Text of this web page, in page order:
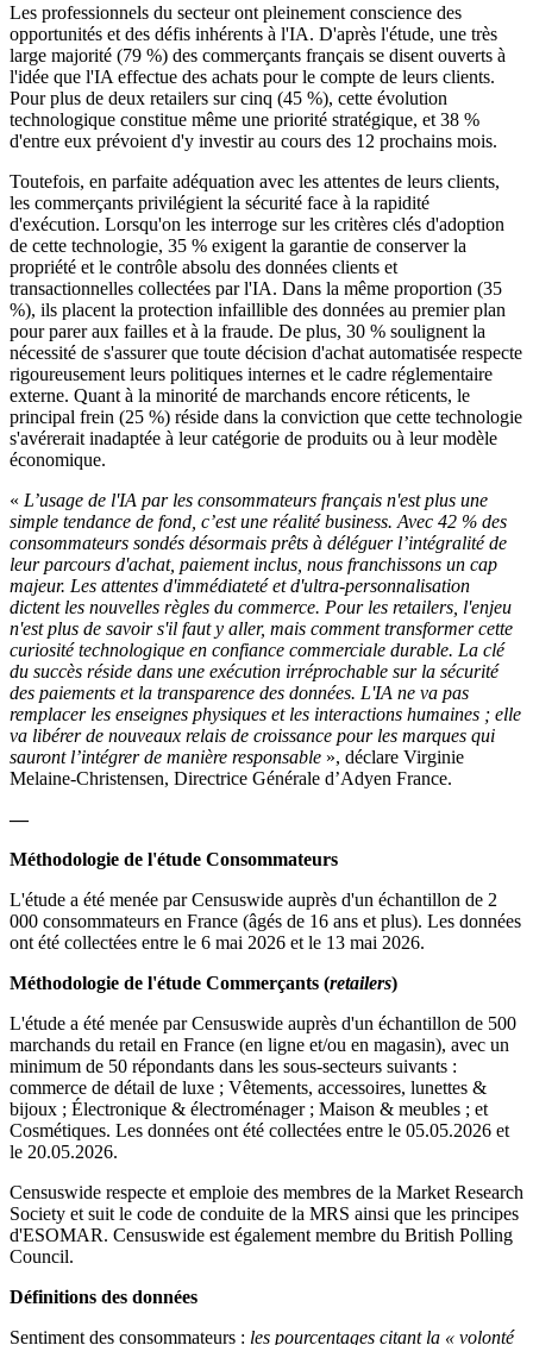
Les professionnels du secteur ont pleinement conscience des
opportunités et des défis inhérents à l'IA. D'après l'étude, une très
large majorité (79 %) des commerçants français se disent ouverts à
l'idée que l'IA effectue des achats pour le compte de leurs clients.
Pour plus de deux retailers sur cinq (45 %), cette évolution
technologique constitue même une priorité stratégique, et 38 %
d'entre eux prévoient d'y investir au cours des 12 prochains mois.
Toutefois, en parfaite adéquation avec les attentes de leurs clients,
les commerçants privilégient la sécurité face à la rapidité
d'exécution. Lorsqu'on les interroge sur les critères clés d'adoption
de cette technologie, 35 % exigent la garantie de conserver la
propriété et le contrôle absolu des données clients et
transactionnelles collectées par l'IA. Dans la même proportion (35
%), ils placent la protection infaillible des données au premier plan
pour parer aux failles et à la fraude. De plus, 30 % soulignent la
nécessité de s'assurer que toute décision d'achat automatisée respecte
rigoureusement leurs politiques internes et le cadre réglementaire
externe. Quant à la minorité de marchands encore réticents, le
principal frein (25 %) réside dans la conviction que cette technologie
s'avérerait inadaptée à leur catégorie de produits ou à leur modèle
économique.
« L’usage de l'IA par les consommateurs français n'est plus une
simple tendance de fond, c’est une réalité business. Avec 42 % des
consommateurs sondés désormais prêts à déléguer l’intégralité de
leur parcours d'achat, paiement inclus, nous franchissons un cap
majeur. Les attentes d'immédiateté et d'ultra-personnalisation
dictent les nouvelles règles du commerce. Pour les retailers, l'enjeu
n'est plus de savoir s'il faut y aller, mais comment transformer cette
curiosité technologique en confiance commerciale durable. La clé
du succès réside dans une exécution irréprochable sur la sécurité
des paiements et la transparence des données. L'IA ne va pas
remplacer les enseignes physiques et les interactions humaines ; elle
va libérer de nouveaux relais de croissance pour les marques qui
sauront l’intégrer de manière responsable », déclare Virginie
Melaine-Christensen, Directrice Générale d’Adyen France.
—
Méthodologie de l'étude Consommateurs
L'étude a été menée par Censuswide auprès d'un échantillon de 2
000 consommateurs en France (âgés de 16 ans et plus). Les données
ont été collectées entre le 6 mai 2026 et le 13 mai 2026.
Méthodologie de l'étude Commerçants (retailers)
L'étude a été menée par Censuswide auprès d'un échantillon de 500
marchands du retail en France (en ligne et/ou en magasin), avec un
minimum de 50 répondants dans les sous-secteurs suivants :
commerce de détail de luxe ; Vêtements, accessoires, lunettes &
bijoux ; Électronique & électroménager ; Maison & meubles ; et
Cosmétiques. Les données ont été collectées entre le 05.05.2026 et
le 20.05.2026.
Censuswide respecte et emploie des membres de la Market Research
Society et suit le code de conduite de la MRS ainsi que les principes
d'ESOMAR. Censuswide est également membre du British Polling
Council.
Définitions des données
Sentiment des consommateurs : les pourcentages citant la « volonté